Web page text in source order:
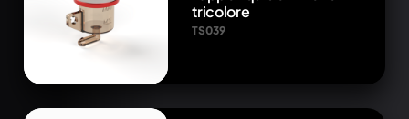
tricolore
TS039